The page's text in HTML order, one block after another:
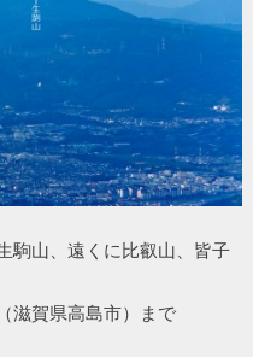
駒山、遠くに比叡山、皆子
滋賀県高島市）まで